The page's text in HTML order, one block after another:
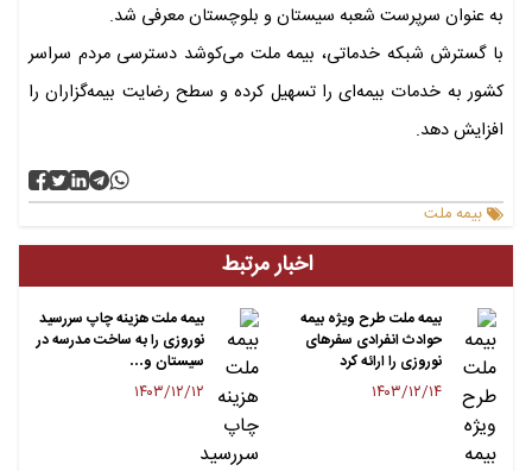
به عنوان سرپرست شعبه سیستان و بلوچستان معرفی شد.
با گسترش شبکه خدماتی، بیمه ملت می‌کوشد دسترسی مردم سراسر
کشور به خدمات بیمه‌ای را تسهیل کرده و سطح رضایت بیمه‌گزاران را
افزایش دهد.
بیمه ملت
اخبار مرتبط
بیمه ملت طرح ویژه بیمه
حوادث انفرادی سفرهای
نوروزی را ارائه کرد
۱۴۰۳/۱۲/۱۴
بیمه ملت هزینه چاپ سررسید
نوروزی را به ساخت مدرسه در
سیستان و…
۱۴۰۳/۱۲/۱۲